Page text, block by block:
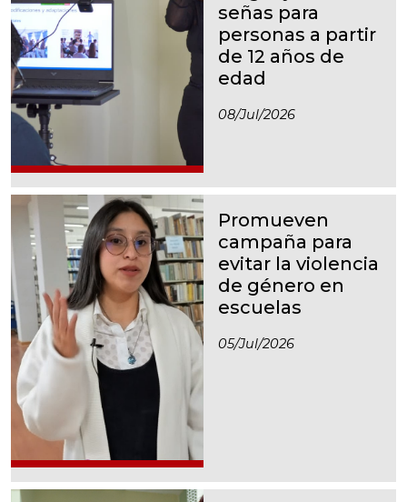
señas para
personas a partir
de 12 años de
edad
08/jul/2026
Promueven
campaña para
evitar la violencia
de género en
escuelas
05/jul/2026